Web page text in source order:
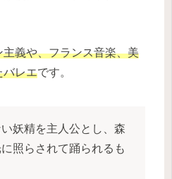
義や、フランス音楽、美
バレエです。
妖精を主人公とし、森
照らされて踊られるも